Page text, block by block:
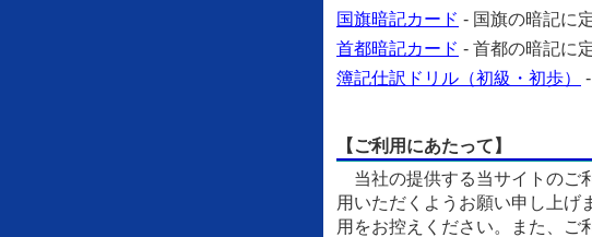
国旗暗記カード - 国旗の暗記に
首都暗記カード - 首都の暗記に
簿記仕訳ドリル（初級・初歩）
【ご利用にあたって】
当社の提供する当サイトのご
用いただくようお願い申し上げ
用をお控えください。また、ご